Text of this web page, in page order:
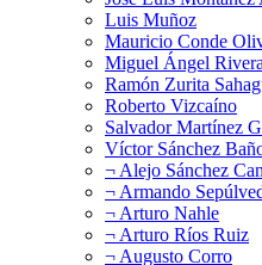
Luis Muñoz
Mauricio Conde
Miguel Ángel Rivera
Ramón Zurita
Roberto Vizcaíno
Salvador Martínez
Víctor Sánchez
¬ Alejo Sánchez
¬ Armando
¬ Arturo Nahle
¬ Arturo Ríos Ruiz
¬ Augusto Corro